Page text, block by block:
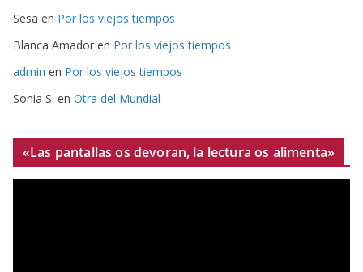
Sesa en Por los viejos tiempos
Blanca Amador en Por los viejos tiempos
admin en Por los viejos tiempos
Sonia S. en Otra del Mundial
«Las pantallas os devoran, la lectura os alimenta»